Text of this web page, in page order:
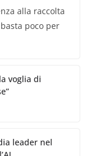
alla raccolta
poco per
voglia di
leader nel